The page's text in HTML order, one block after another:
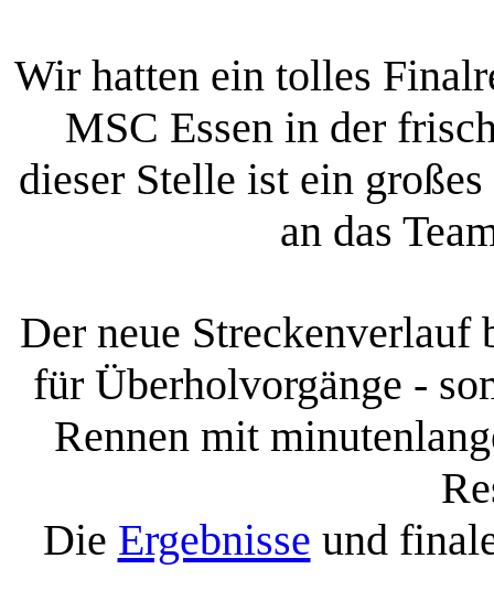
Wir hatten ein tolles
MSC Essen in der
dieser Stelle ist ein
an das
Der neue
für Überholvorgänge -
Rennen mit
Die Ergebnisse und